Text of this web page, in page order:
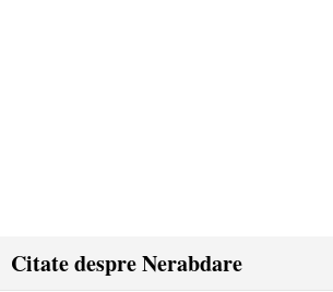
Citate despre Nerabdare